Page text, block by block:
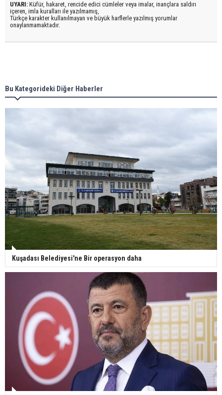
UYARI: Küfür, hakaret, rencide edici cümleler veya imalar, inançlara saldırı
içeren, imla kuralları ile yazılmamış,
Türkçe karakter kullanılmayan ve büyük harflerle yazılmış yorumlar
onaylanmamaktadır.
Bu Kategorideki Diğer Haberler
Kuşadası Belediyesi'ne Bir operasyon daha